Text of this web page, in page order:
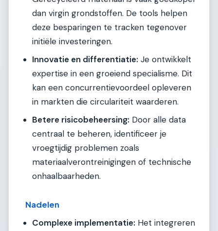
dan virgin grondstoffen. De tools helpen
deze besparingen te tracken tegenover
initiële investeringen.
Innovatie en differentiatie: Je ontwikkelt
expertise in een groeiend specialisme. Dit
kan een concurrentievoordeel opleveren
in markten die circulariteit waarderen.
Betere risicobeheersing: Door alle data
centraal te beheren, identificeer je
vroegtijdig problemen zoals
materiaalverontreinigingen of technische
onhaalbaarheden.
Nadelen
Complexe implementatie: Het integreren